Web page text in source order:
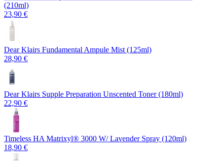
(210ml)
23,90 €
Dear Klairs Fundamental Ampule Mist (125ml)
28,90 €
Dear Klairs Supple Preparation Unscented Toner (180ml)
22,90 €
Timeless HA Matrixyl®️ 3000 W/ Lavender Spray (120ml)
18,90 €